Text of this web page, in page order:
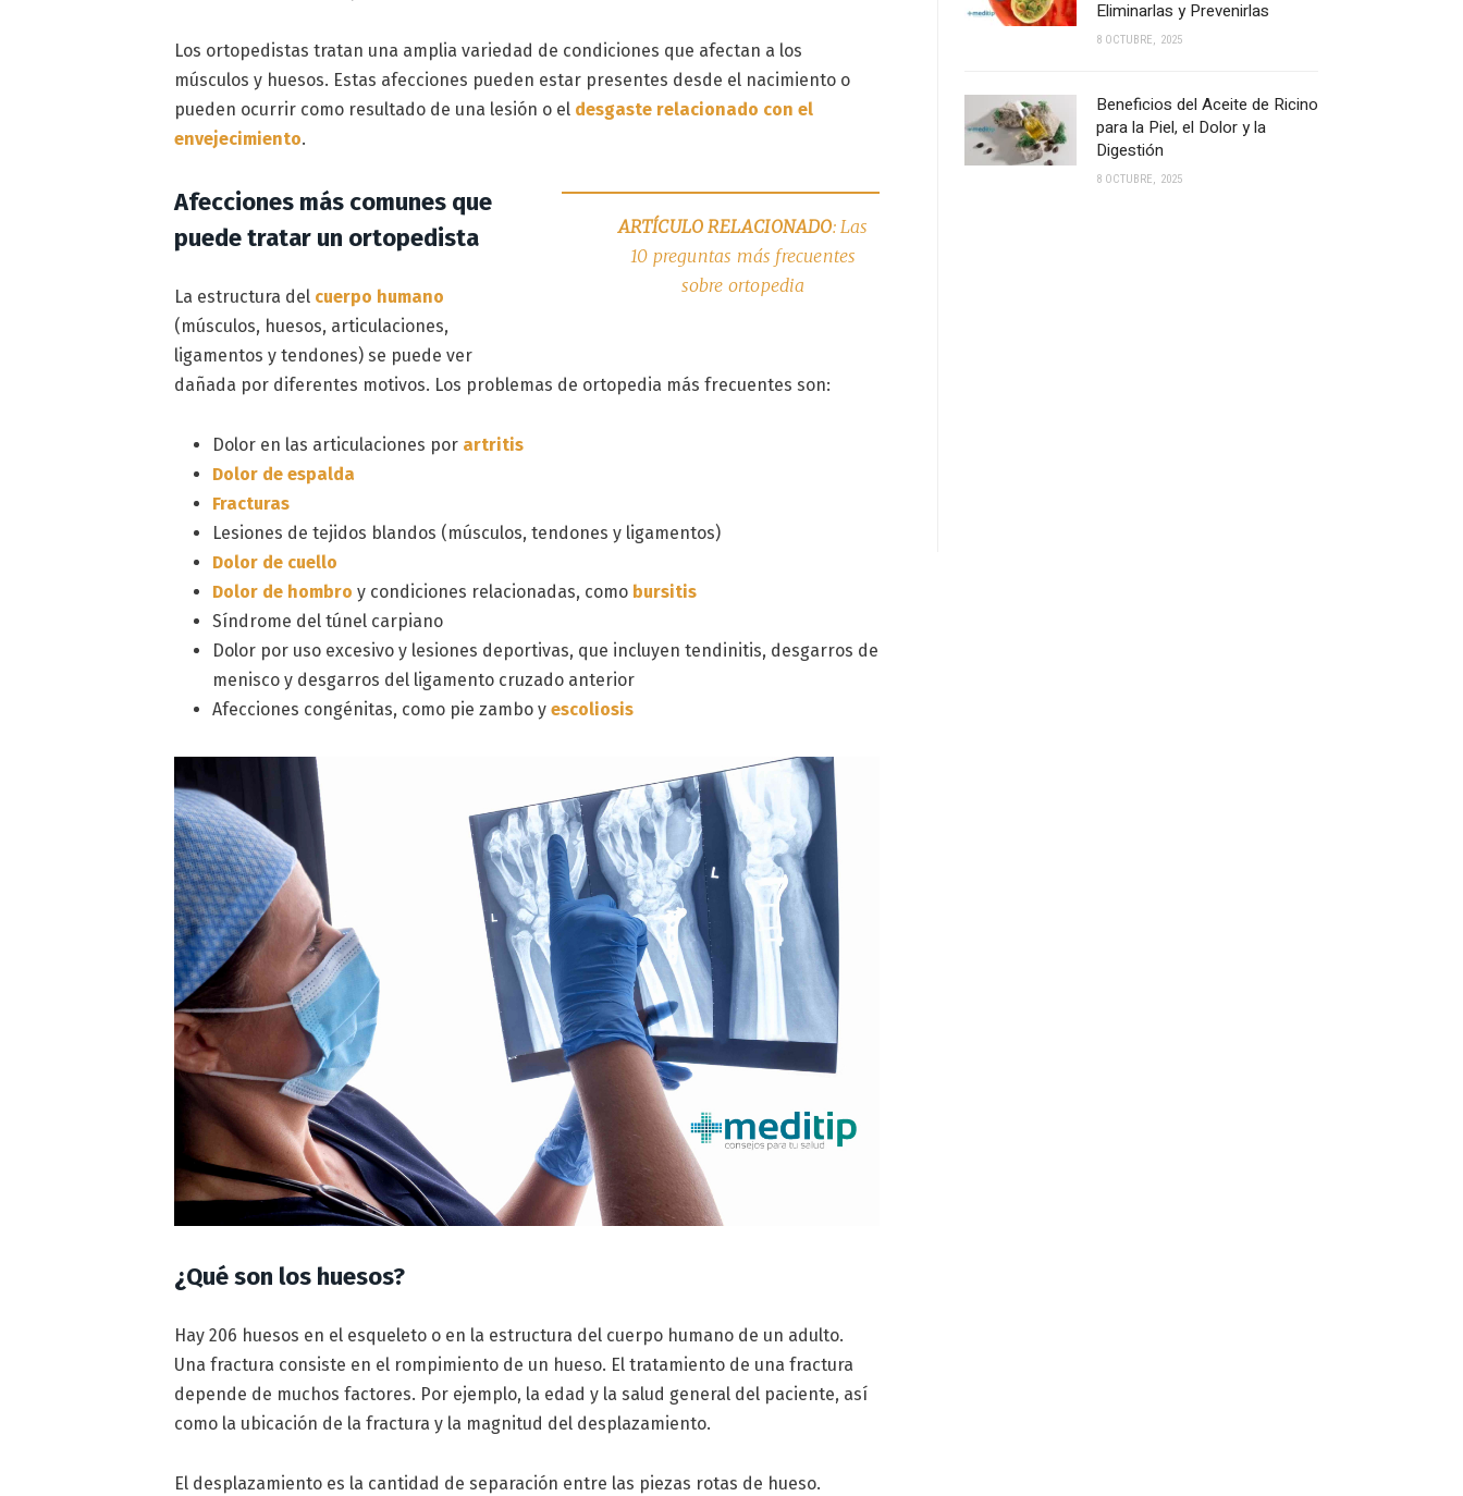
Los ortopedistas tratan una amplia variedad de condiciones que afectan a los
músculos y huesos. Estas afecciones pueden estar presentes desde el nacimiento o
pueden ocurrir como resultado de una lesión o el desgaste relacionado con el
envejecimiento.
ARTÍCULO RELACIONADO: Las
10 preguntas más frecuentes
sobre ortopedia
Afecciones más comunes que
puede tratar un ortopedista
La estructura del cuerpo humano
(músculos, huesos, articulaciones,
ligamentos y tendones) se puede ver
dañada por diferentes motivos. Los problemas de ortopedia más frecuentes son:
Dolor en las articulaciones por artritis
Dolor de espalda
Fracturas
Lesiones de tejidos blandos (músculos, tendones y ligamentos)
Dolor de cuello
Dolor de hombro y condiciones relacionadas, como bursitis
Síndrome del túnel carpiano
Dolor por uso excesivo y lesiones deportivas, que incluyen tendinitis, desgarros de
menisco y desgarros del ligamento cruzado anterior
Afecciones congénitas, como pie zambo yescoliosis
¿Qué son los huesos?
Hay 206 huesos en el esqueleto o en la estructura del cuerpo humano de un adulto.
Una fractura consiste en el rompimiento de un hueso. El tratamiento de una fractura
depende de muchos factores. Por ejemplo, la edad y la salud general del paciente, así
como la ubicación de la fractura y la magnitud del desplazamiento.
El desplazamiento es la cantidad de separación entre las piezas rotas de hueso.
Eliminarlas y Prevenirlas
8 OCTUBRE, 2025
Beneficios del Aceite de Ricino
para la Piel, el Dolor y la
Digestión
8 OCTUBRE, 2025